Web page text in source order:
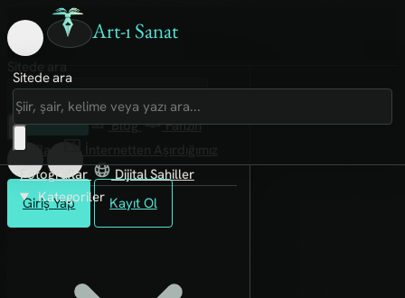
Art-ı Sanat
Giriş Yap Kayıt Ol
Sitede ara
Art-ı Sosyal
İmece
Kütüphane
Blog
Fanzin
Rafları
Fotoğraflar
Dijital Sahiller
Kategoriler